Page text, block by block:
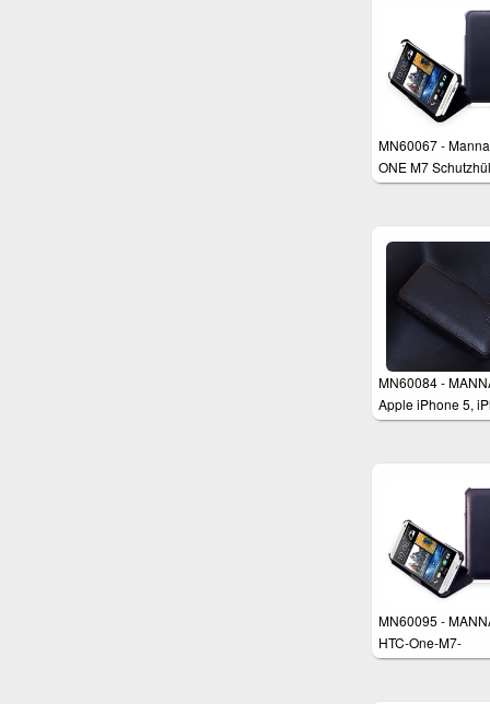
MN60067 -
ONE M7
MN60084 -
Apple iPhone 5,
5s Schutzhülle
MN60095 -
HTC-One-M7-
Schutzhülle